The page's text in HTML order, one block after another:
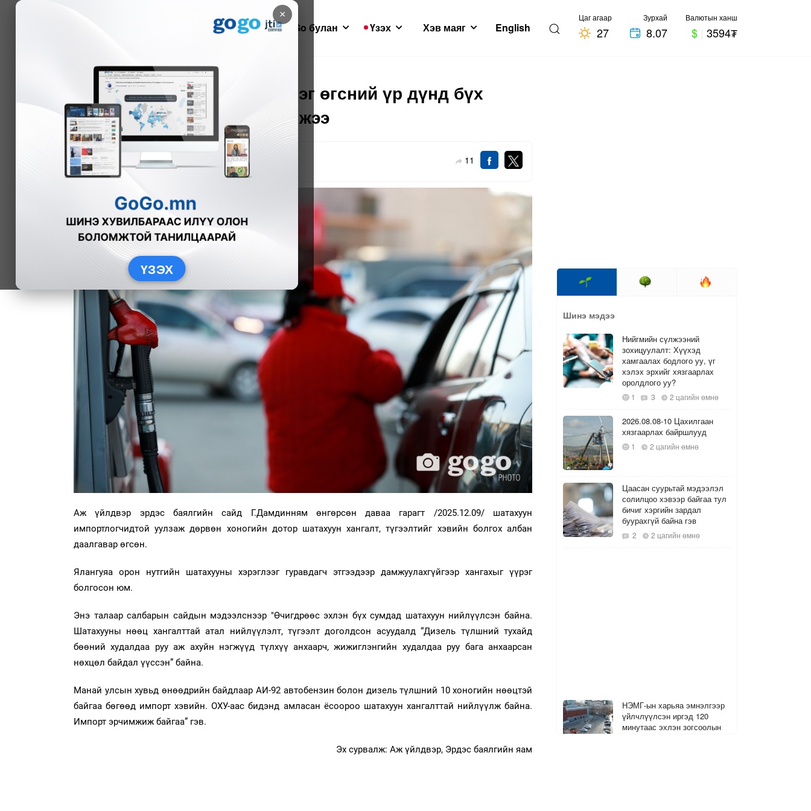
×
ҮЗЭХ
Мэдээ GoGo булан Үзэх Хэв маяг English
Цаг агаар
27
Зурхай
8.07
Валютын ханш
$ | 3594₮
ААН-үүдэд хугацаатай үүрэг өгсний үр дүнд бүх
сумдад шатахуун нийлүүлжээ
А.Анужин Нийгэм 2025-12-12 11
Аж үйлдвэр эрдэс баялгийн сайд Г.Дамдинням өнгөрсөн даваа гарагт /2025.12.09/ шатахуун
импортлогчидтой уулзаж дөрвөн хоногийн дотор шатахуун хангалт, түгээлтийг хэвийн болгох албан
даалгавар өгсөн.
Ялангуяа орон нутгийн шатахууны хэрэглээг гуравдагч этгээдээр дамжуулахгүйгээр хангахыг үүрэг
болгосон юм.
Энэ талаар салбарын сайдын мэдээлснээр "Өчигдрөөс эхлэн бүх сумдад шатахуун нийлүүлсэн байна.
Шатахууны нөөц хангалттай атал нийлүүлэлт, түгээлт доголдсон асуудалд “Дизель түлшний тухайд
бөөний худалдаа руу аж ахуйн нэгжүүд түлхүү анхаарч, жижиглэнгийн худалдаа руу бага анхаарсан
нөхцөл байдал үүссэн” байна.
Манай улсын хувьд өнөөдрийн байдлаар АИ-92 автобензин болон дизель түлшний 10 хоногийн нөөцтэй
байгаа бөгөөд импорт хэвийн. ОХУ-аас бидэнд амласан ёсоороо шатахуун хангалттай нийлүүлж байна.
Импорт эрчимжиж байгаа” гэв.
Эх сурвалж: Аж үйлдвэр, Эрдэс баялгийн яам
Шинэ мэдээ
Нийгмийн сүлжээний
зохицуулалт: Хүүхэд
хамгаалах бодлого уу, үг
хэлэх эрхийг хязгаарлах
оролдлого уу?
1 3 2 цагийн өмнө
2026.08.08-10 Цахилгаан
хязгаарлах байршлууд
1 2 цагийн өмнө
Цаасан суурьтай мэдээлэл
солилцоо хэвээр байгаа тул
бичиг хэргийн зардал
буурахгүй байна гэв
2 2 цагийн өмнө
НЭМГ-ын харьяа эмнэлгээр
үйлчлүүлсэн иргэд 120
минутаас эхлэн зогсоолын